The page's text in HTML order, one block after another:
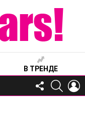
В ТРЕНДЕ
FOLLOW
US